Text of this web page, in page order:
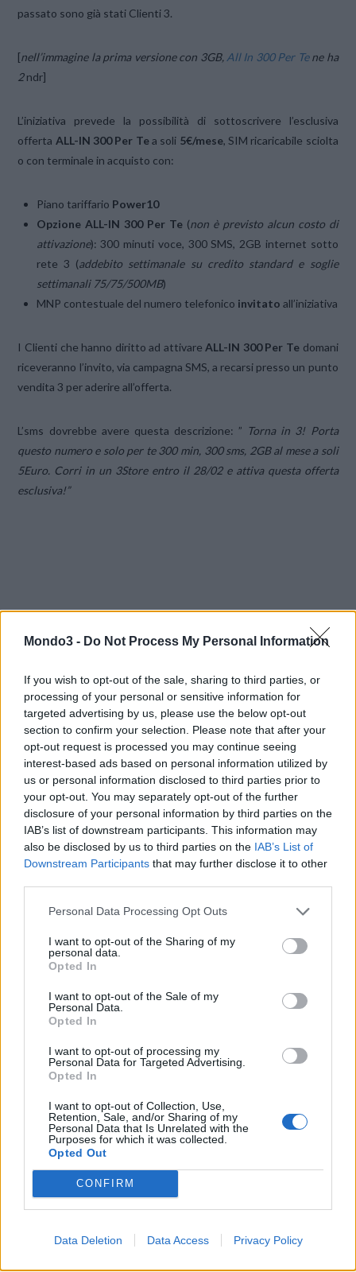
Mondo3 - Do Not Process My Personal Information
If you wish to opt-out of the sale, sharing to third parties, or
processing of your personal or sensitive information for
targeted advertising by us, please use the below opt-out
section to confirm your selection. Please note that after your
opt-out request is processed you may continue seeing
interest-based ads based on personal information utilized by
us or personal information disclosed to third parties prior to
your opt-out. You may separately opt-out of the further
disclosure of your personal information by third parties on the
IAB’s list of downstream participants. This information may
also be disclosed by us to third parties on the IAB’s List of
Downstream Participants that may further disclose it to other
Personal Data Processing Opt Outs
I want to opt-out of the Sharing of my
personal data.
Opted In
I want to opt-out of the Sale of my
Personal Data.
Opted In
I want to opt-out of processing my
Personal Data for Targeted Advertising.
Opted In
I want to opt-out of Collection, Use,
Retention, Sale, and/or Sharing of my
Personal Data that Is Unrelated with the
Purposes for which it was collected.
Opted Out
CONFIRM
Data Deletion Data Access Privacy Policy
passato sono già stati Clienti 3.
[nell’immagine la prima versione con 3GB, All In 300 Per Tene ha
2ndr]
L’iniziativa prevede la possibilità di sottoscrivere l’esclusiva
offerta ALL-IN 300 Per Tea soli 5€/mese, SIM ricaricabile sciolta
o con terminale in acquisto con:
Piano tariffario Power10
Opzione ALL-IN 300 Per Te(non è previsto alcun costo di
attivazione): 300 minuti voce, 300 SMS, 2GB internet sotto
rete 3 (addebito settimanale su credito standard e soglie
settimanali 75/75/500MB)
MNP contestuale del numero telefonico invitato all’iniziativa
I Clienti che hanno diritto ad attivare ALL-IN 300 Per Te domani
riceveranno l’invito, via campagna SMS, a recarsi presso un punto
vendita 3 per aderire all’offerta.
L’sms dovrebbe avere questa descrizione: ” Torna in 3! Porta
questo numero e solo per te 300 min, 300 sms, 2GB al mese a soli
5Euro. Corri in un 3Store entro il 28/02 e attiva questa offerta
esclusiva!”
effettuano MNP.
Vedi ancheTorna in 3, l’offerta All-In 300 di giugno 2015
Ricordiamo, come sempre, che senza ufficializzazioni da parte
diH3G SpA sono da ritenersi indiscrezioni senza alcun valore
informativo e commerciale.
CONDIVIDI QUESTO ARTICOLO:
E-mail LinkedIn Facebook
X Mastodon Telegram
WhatsApp Stampa
LE MIGLIORI OFFERTE AMAZON